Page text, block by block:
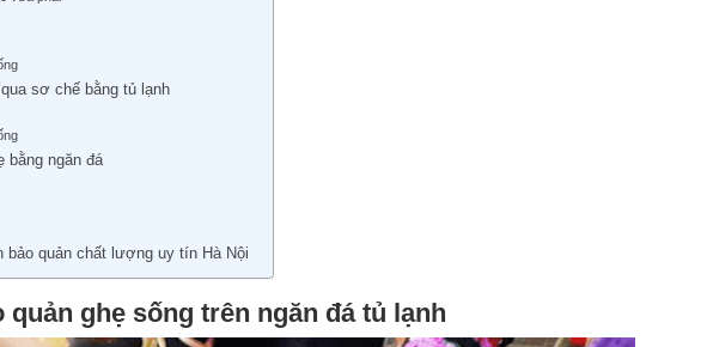
sơ chế bằng tủ lạnh
bằng ngăn đá
bảo quản chất lượng uy tín Hà Nội
ghẹ sống trên ngăn đá tủ lạnh